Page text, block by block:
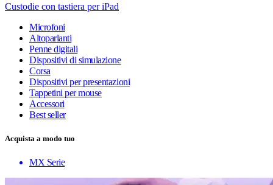
Custodie con tastiera per iPad
Microfoni
Altoparlanti
Penne digitali
Dispositivi di simulazione
Corsa
Dispositivi per presentazioni
Tappetini per mouse
Accessori
Best seller
Acquista a modo tuo
MX Serie